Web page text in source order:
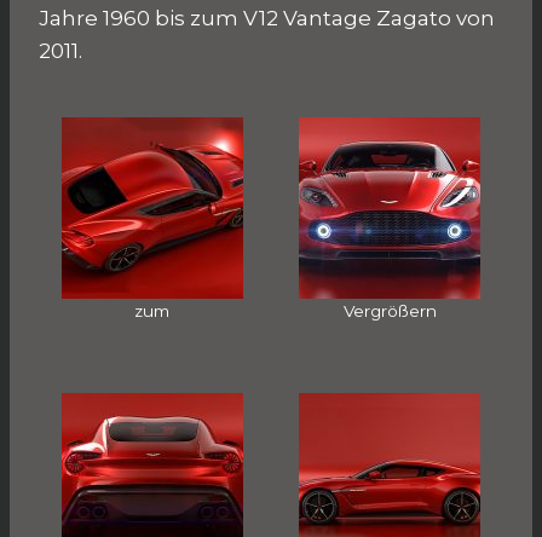
Jahre 1960 bis zum V12 Vantage Zagato von
2011.
zum Vergrößern